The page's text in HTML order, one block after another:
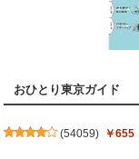
おひとり東京ガイド
(54059) ￥655